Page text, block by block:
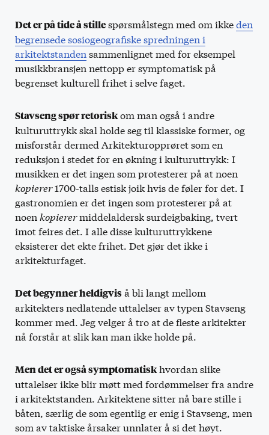
Det er på tide å stillespørsmålstegn med om ikkeden
begrensede sosiogeografiske spredningen i
arkitektstanden sammenlignet med for eksempel
musikkbransjen nettopp er symptomatisk på
begrenset kulturell frihet i selve faget.
Stavseng spør retoriskom man også i andre
kulturuttrykk skal holde seg til klassiske former, og
misforstår dermed Arkitekturopprøret som en
reduksjon i stedet for en økning i kulturuttrykk: I
musikken er det ingen som protesterer på at noen
kopierer1700-talls estisk joik hvis de føler for det. I
gastronomien er det ingen som protesterer på at
noen kopierermiddelaldersk surdeigbaking, tvert
imot feires det. I alle disse kulturuttrykkene
eksisterer det ekte frihet. Det gjør det ikke i
arkitekturfaget.
Det begynner heldigvis å bli langt mellom
arkitekters nedlatende uttalelser av typen Stavseng
kommer med. Jeg velger å tro at de fleste arkitekter
nå forstår at slik kan man ikke holde på.
Men det er også symptomatiskhvordan slike
uttalelser ikke blir møtt med fordømmelser fra andre
i arkitektstanden. Arkitektene sitter nå bare stille i
båten, særlig de som egentlig er enig i Stavseng, men
som av taktiske årsaker unnlater å si det høyt.